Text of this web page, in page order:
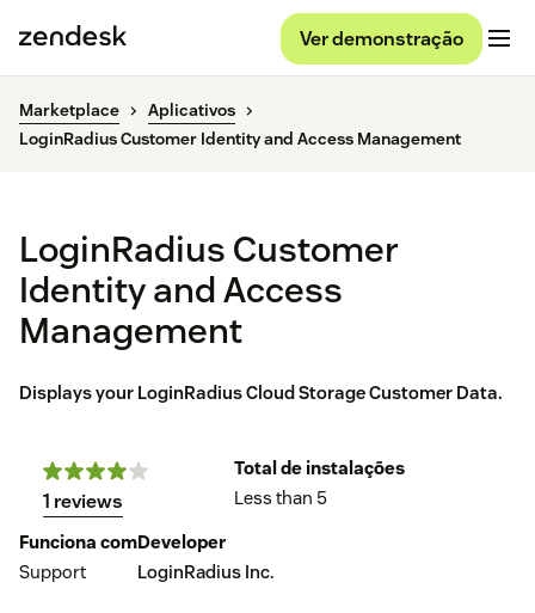
Ver demonstração
Marketplace
Aplicativos
LoginRadius Customer Identity and Access Management
LoginRadius Customer
Identity and Access
Management
Displays your LoginRadius Cloud Storage Customer Data.
1 reviews
Total de instalações
Less than 5
Funciona com
Support
Developer
LoginRadius Inc.